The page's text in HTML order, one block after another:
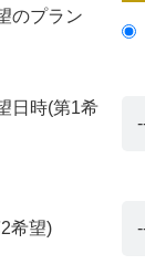
のプラン
日時(第1希
希望)